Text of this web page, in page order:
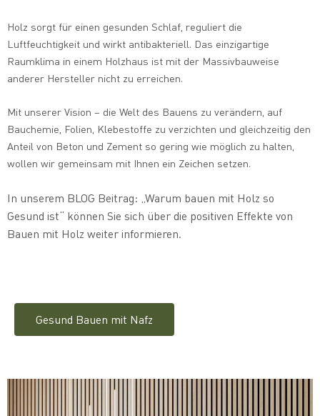
Holz sorgt für einen gesunden Schlaf, reguliert die
Luftfeuchtigkeit und wirkt antibakteriell. Das einzigartige
Raumklima in einem Holzhaus ist mit der Massivbauweise
anderer Hersteller nicht zu erreichen.
Mit unserer Vision – die Welt des Bauens zu verändern, auf
Bauchemie, Folien, Klebestoffe zu verzichten und gleichzeitig den
Anteil von Beton und Zement so gering wie möglich zu halten,
wollen wir gemeinsam mit Ihnen ein Zeichen setzen.
In unserem BLOG Beitrag: „Warum bauen mit Holz so
Gesund ist“ können Sie sich über die positiven Effekte von
Bauen mit Holz weiter informieren.
Gesund Bauen mit Nafz